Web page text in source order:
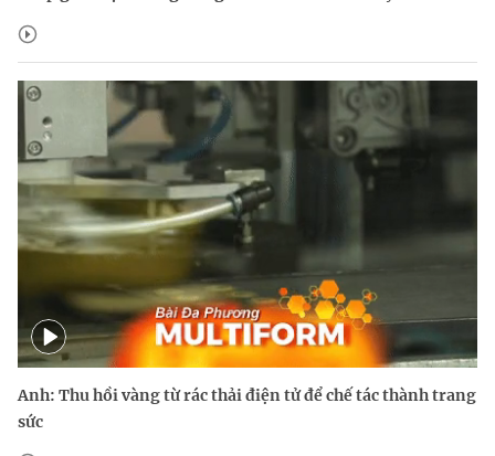
Anh: Thu hồi vàng từ rác thải điện tử để chế tác thành trang
sức